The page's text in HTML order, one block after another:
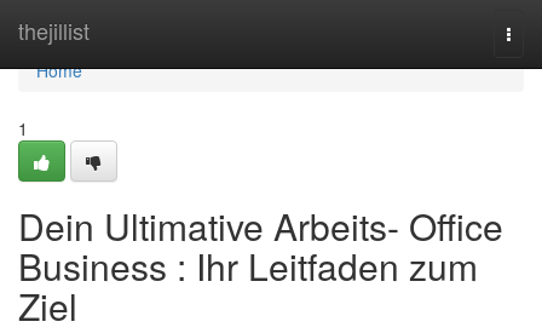
thejillist
Home
Home
1
Dein Ultimative Arbeits- Office
Business : Ihr Leitfaden zum
Ziel